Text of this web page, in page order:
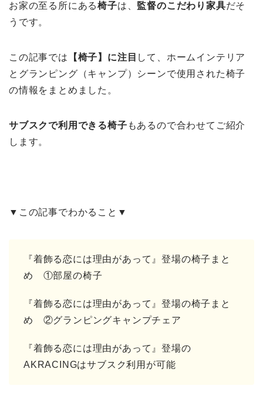
お家の至る所にある椅子は、 監督のこだわり家具だそ
うです。
この記事では 【椅子】に注目 して、ホームインテリア
とグランピング（キャンプ）シーンで使用された椅子
の情報をまとめました。
サブスクで利用できる椅子 もあるので合わせてご紹介
します。
▼この記事でわかること▼
『着飾る恋には理由があって』登場の椅子まと
め ①部屋の椅子
『着飾る恋には理由があって』登場の椅子まと
め ②グランピングキャンプチェア
『着飾る恋には理由があって』登場の
AKRACINGはサブスク利用が可能